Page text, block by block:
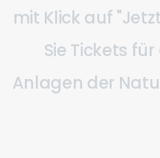
mit Klick auf
Sie Tickets
Anlagen der